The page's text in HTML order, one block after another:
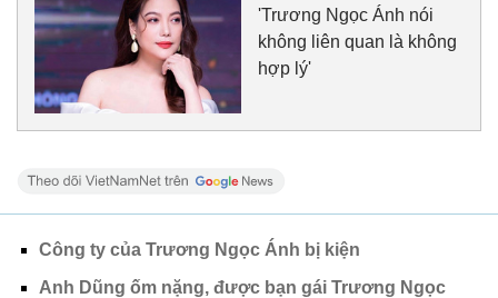
'Trương Ngọc Ánh nói
không liên quan là không
hợp lý'
Công ty của Trương Ngọc Ánh bị kiện
Anh Dũng ốm nặng, được bạn gái Trương Ngọc